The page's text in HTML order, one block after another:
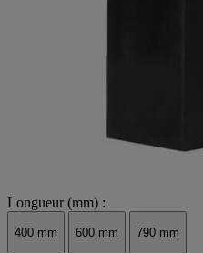
Longueur (mm) :
400 mm 600 mm 790 mm